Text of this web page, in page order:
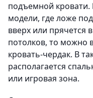
подъемной кровати.
модели, где ложе
вверх или прячется
потолков, то можно
кровать-чердак. В
располагается
или игровая зона.